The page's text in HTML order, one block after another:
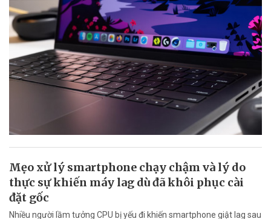
Mẹo xử lý smartphone chạy chậm và lý do
thực sự khiến máy lag dù đã khôi phục cài
đặt gốc
Nhiều người lầm tưởng CPU bị yếu đi khiến smartphone giật lag sau